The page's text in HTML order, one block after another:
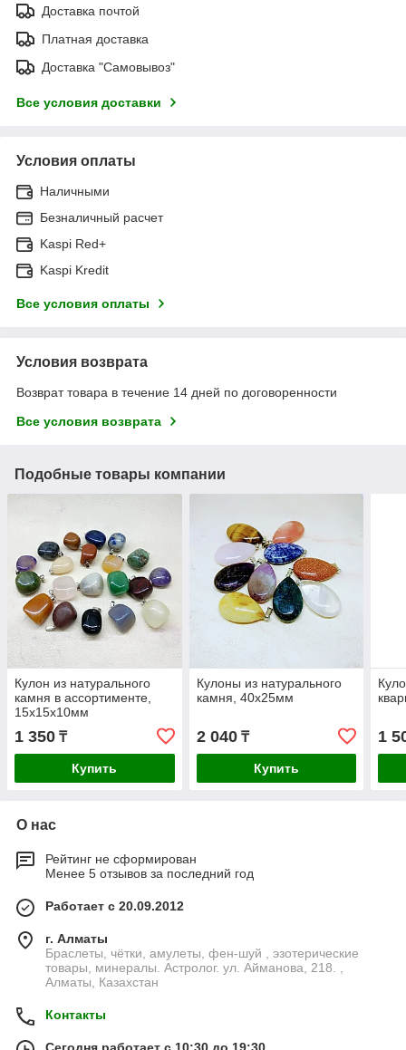
Доставка почтой
Платная доставка
Доставка "Самовывоз"
Все условия доставки
Условия оплаты
Наличными
Безналичный расчет
Kaspi Red+
Kaspi Kredit
Все условия оплаты
Условия возврата
Возврат товара в течение 14 дней по договоренности
Все условия возврата
Подобные товары компании
Кулон из натурального
камня в ассортименте,
15х15х10мм
1 350 ₸
Купить
Кулоны из натурального
камня, 40х25мм
2 040₸
Купить
1
О нас
Рейтинг не сформирован
Менее 5 отзывов за последний год
Работает с 20.09.2012
г. Алматы
Браслеты, чётки, амулеты, фен-шуй , эзотерические
товары, минералы. Астролог. ул. Айманова, 218. ,
Алматы, Казахстан
Контакты